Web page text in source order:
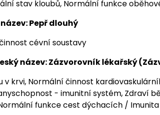
stav kloubů, Normální funkce
název: Pepř dlouhý
cévní soustavy
název: Zázvorovník lékařský
v krvi, Normální činnost
- imunitní systém, Zdraví
funkce cest dýchacích / Imunita